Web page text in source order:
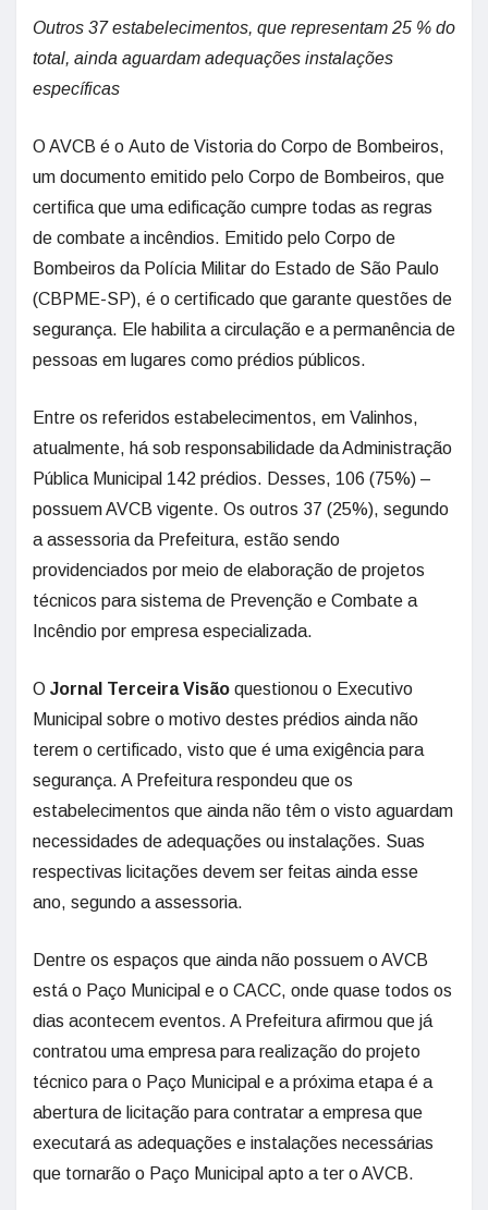
Outros 37 estabelecimentos, que representam 25 % do
total, ainda aguardam adequações instalações
específicas
O AVCB é o Auto de Vistoria do Corpo de Bombeiros,
um documento emitido pelo Corpo de Bombeiros, que
certifica que uma edificação cumpre todas as regras
de combate a incêndios. Emitido pelo Corpo de
Bombeiros da Polícia Militar do Estado de São Paulo
(CBPME-SP), é o certificado que garante questões de
segurança. Ele habilita a circulação e a permanência de
pessoas em lugares como prédios públicos.
Entre os referidos estabelecimentos, em Valinhos,
atualmente, há sob responsabilidade da Administração
Pública Municipal 142 prédios. Desses, 106 (75%) –
possuem AVCB vigente. Os outros 37 (25%), segundo
a assessoria da Prefeitura, estão sendo
providenciados por meio de elaboração de projetos
técnicos para sistema de Prevenção e Combate a
Incêndio por empresa especializada.
O Jornal Terceira Visão questionou o Executivo
Municipal sobre o motivo destes prédios ainda não
terem o certificado, visto que é uma exigência para
segurança. A Prefeitura respondeu que os
estabelecimentos que ainda não têm o visto aguardam
necessidades de adequações ou instalações. Suas
respectivas licitações devem ser feitas ainda esse
ano, segundo a assessoria.
Dentre os espaços que ainda não possuem o AVCB
está o Paço Municipal e o CACC, onde quase todos os
dias acontecem eventos. A Prefeitura afirmou que já
contratou uma empresa para realização do projeto
técnico para o Paço Municipal e a próxima etapa é a
abertura de licitação para contratar a empresa que
executará as adequações e instalações necessárias
que tornarão o Paço Municipal apto a ter o AVCB.